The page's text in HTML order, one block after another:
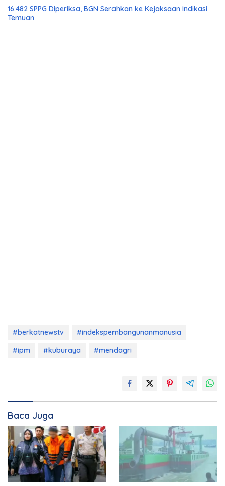
16.482 SPPG Diperiksa, BGN Serahkan ke Kejaksaan Indikasi
Temuan
#berkatnewstv
#indekspembangunanmanusia
#ipm
#kuburaya #mendagri
Baca Juga